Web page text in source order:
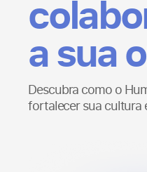
a sua
Descubra como o
fortalecer sua cultura